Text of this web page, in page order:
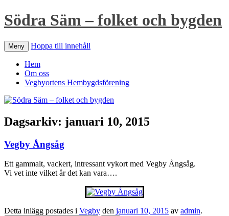
Södra Säm – folket och bygden
Meny Hoppa till innehåll
Hem
Om oss
Vegbyortens Hembygdsförening
Dagsarkiv: januari 10, 2015
Vegby Ångsåg
Ett gammalt, vackert, intressant vykort med Vegby Ångsåg.
Vi vet inte vilket år det kan vara….
Detta inlägg postades i Vegby den januari 10, 2015 av admin.